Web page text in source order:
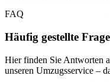
FAQ
Häufig gestellte
Hier finden Sie Antworten
unseren Umzugsservice –